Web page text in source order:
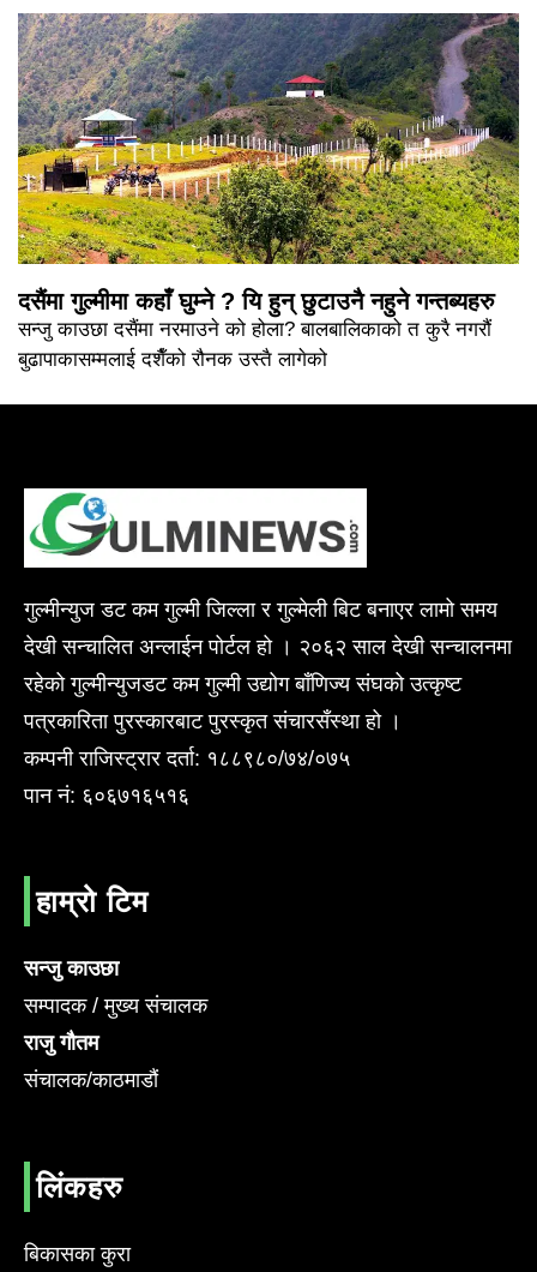
दसैंमा गुल्मीमा कहाँ घुम्ने ? यि हुन् छुटाउनै नहुने गन्तब्यहरु
सन्जु काउछा दसैंमा नरमाउने को होला? बालबालिकाको त कुरै नगरौं
बुढापाकासम्मलाई दशैँको रौनक उस्तै लागेको
गुल्मीन्युज डट कम गुल्मी जिल्ला र गुल्मेली बिट बनाएर लामो समय
देखी सन्चालित अन्लाईन पोर्टल हो । २०६२ साल देखी सन्चालनमा
रहेको गुल्मीन्युजडट कम गुल्मी उद्योग बाँणिज्य संघको उत्कृष्ट
पत्रकारिता पुरस्कारबाट पुरस्कृत संचारसँस्था हो ।
कम्पनी राजिस्ट्रार दर्ता: १८८९८०/७४/०७५
पान नं: ६०६७१६५१६
हाम्रो टिम
सन्जु काउछा
सम्पादक / मुख्य संचालक
राजु गौतम
संचालक/काठमाडौं
लिंकहरु
बिकासका कुरा